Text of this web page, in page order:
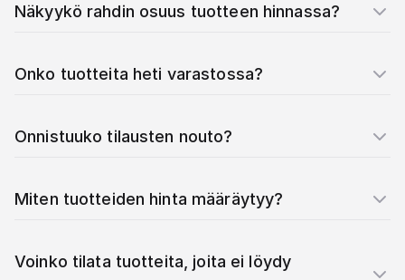
Näkyykö rahdin osuus tuotteen hinnassa?
Onko tuotteita heti varastossa?
Onnistuuko tilausten nouto?
Miten tuotteiden hinta määräytyy?
Voinko tilata tuotteita, joita ei löydy